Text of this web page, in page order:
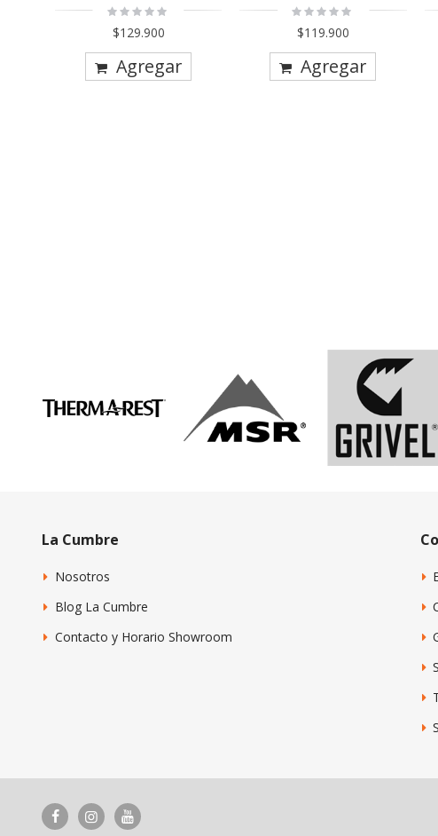
Rating:
$129.900
Agregar
Rating:
$119.900
Agregar
La Cumbre
Nosotros
Blog La Cumbre
Contacto y Horario Showroom